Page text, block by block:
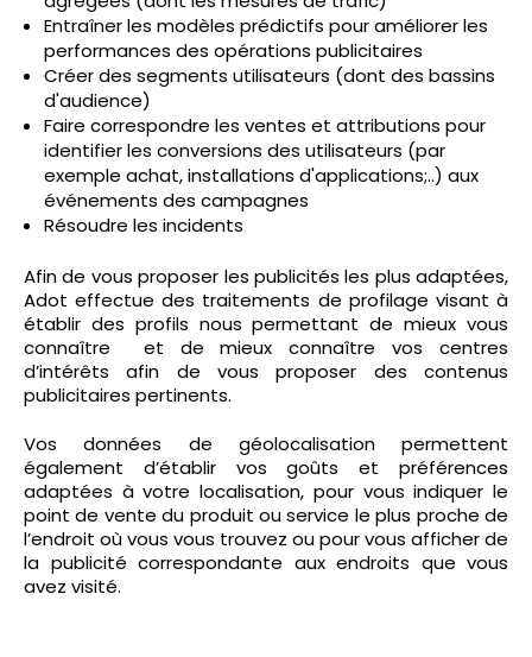
Entraîner les modèles prédictifs pour améliorer les
performances des opérations publicitaires
Créer des segments utilisateurs (dont des bassins
d'audience)
Faire correspondre les ventes et attributions pour
identifier les conversions des utilisateurs (par
exemple achat, installations d'applications;..) aux
événements des campagnes
Résoudre les incidents
Afin de vous proposer les publicités les plus adaptées,
Adot effectue des traitements de profilage visant à
établir des profils nous permettant de mieux vous
connaître et de mieux connaître vos centres
d’intérêts afin de vous proposer des contenus
publicitaires pertinents.
Vos données de géolocalisation permettent
également d’établir vos goûts et préférences
adaptées à votre localisation, pour vous indiquer le
point de vente du produit ou service le plus proche de
l’endroit où vous vous trouvez ou pour vous afficher de
la publicité correspondante aux endroits que vous
avez visité.